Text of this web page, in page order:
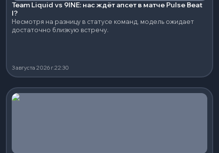
Team Liquid vs 9INE: нас ждёт апсет в матче Pulse Beat
I?
Несмотря на разницу в статусе команд, модель ожидает
достаточно близкую встречу.
3 августа 2026 г.22:30